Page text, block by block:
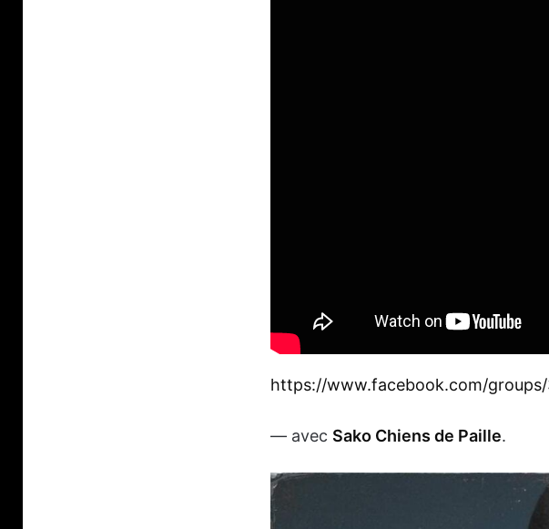
https://www.facebook.com/
— avec Sako Chiens de Paille.